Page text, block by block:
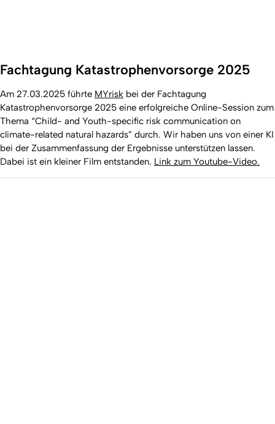
Fachtagung Katastrophenvorsorge 2025
Am 27.03.2025 führte MYrisk bei der Fachtagung
Katastrophenvorsorge 2025 eine erfolgreiche Online-Session zum
Thema “Child- and Youth-specific risk communication on
climate-related natural hazards” durch. Wir haben uns von einer KI
bei der Zusammenfassung der Ergebnisse unterstützen lassen.
Dabei ist ein kleiner Film entstanden. Link zum Youtube-Video.